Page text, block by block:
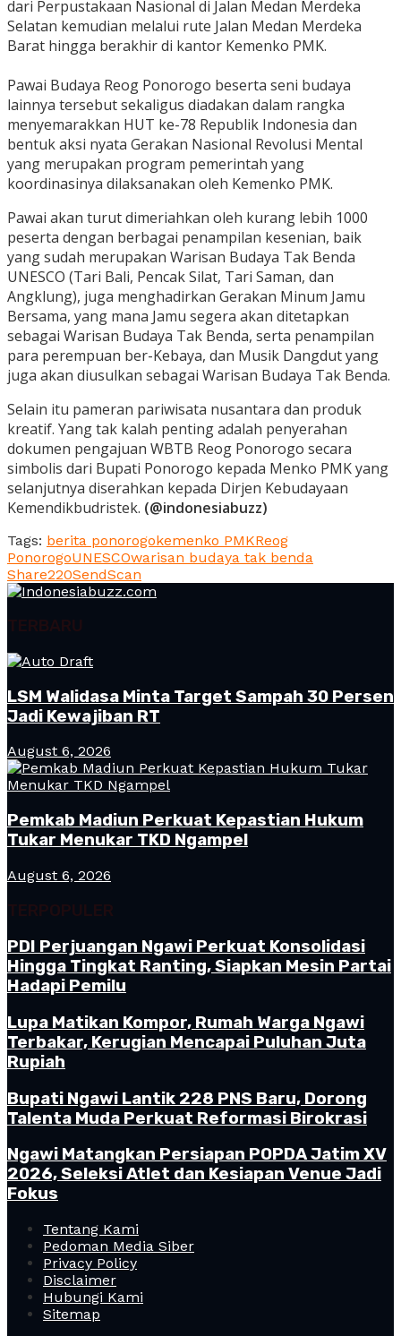
dari Perpustakaan Nasional di Jalan Medan Merdeka
Selatan kemudian melalui rute Jalan Medan Merdeka
Barat hingga berakhir di kantor Kemenko PMK.
Pawai Budaya Reog Ponorogo beserta seni budaya
lainnya tersebut sekaligus diadakan dalam rangka
menyemarakkan HUT ke-78 Republik Indonesia dan
bentuk aksi nyata Gerakan Nasional Revolusi Mental
yang merupakan program pemerintah yang
koordinasinya dilaksanakan oleh Kemenko PMK.
Pawai akan turut dimeriahkan oleh kurang lebih 1000
peserta dengan berbagai penampilan kesenian, baik
yang sudah merupakan Warisan Budaya Tak Benda
UNESCO (Tari Bali, Pencak Silat, Tari Saman, dan
Angklung), juga menghadirkan Gerakan Minum Jamu
Bersama, yang mana Jamu segera akan ditetapkan
sebagai Warisan Budaya Tak Benda, serta penampilan
para perempuan ber-Kebaya, dan Musik Dangdut yang
juga akan diusulkan sebagai Warisan Budaya Tak Benda.
Selain itu pameran pariwisata nusantara dan produk
kreatif. Yang tak kalah penting adalah penyerahan
dokumen pengajuan WBTB Reog Ponorogo secara
simbolis dari Bupati Ponorogo kepada Menko PMK yang
selanjutnya diserahkan kepada Dirjen Kebudayaan
Kemendikbudristek. (@indonesiabuzz)
Tags: berita ponorogokemenko PMKReog
PonorogoUNESCOwarisan budaya tak benda
Share220SendScan
TERBARU
LSM Walidasa Minta Target Sampah 30 Persen
Jadi Kewajiban RT
August 6, 2026
Pemkab Madiun Perkuat Kepastian Hukum
Tukar Menukar TKD Ngampel
August 6, 2026
TERPOPULER
PDI Perjuangan Ngawi Perkuat Konsolidasi
Hingga Tingkat Ranting, Siapkan Mesin Partai
Hadapi Pemilu
Lupa Matikan Kompor, Rumah Warga Ngawi
Terbakar, Kerugian Mencapai Puluhan Juta
Rupiah
Bupati Ngawi Lantik 228 PNS Baru, Dorong
Talenta Muda Perkuat Reformasi Birokrasi
Ngawi Matangkan Persiapan POPDA Jatim XV
2026, Seleksi Atlet dan Kesiapan Venue Jadi
Fokus
Tentang Kami
Pedoman Media Siber
Privacy Policy
Disclaimer
Hubungi Kami
Sitemap